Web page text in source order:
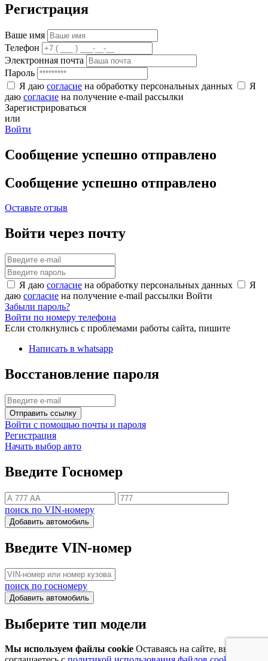
Регистрация
Ваше имя
Телефон
Электронная почта
Пароль
Я даю согласие на обработку персональных данных
Я
даю согласие на получение e-mail рассылки
Зарегистрироваться
или
Войти
Сообщение успешно отправлено
Сообщение успешно отправлено
Оставьте отзыв
Войти через почту
Я даю согласие на обработку персональных данных
Я
даю согласие на получение e-mail рассылки Войти
Забыли пароль?
Войти по номеру телефона
Если столкнулись с проблемами работы сайта, пишите
Написать в whatsapp
Восстановление пароля
Отправить ссылку
Войти с помощью почты и пароля
Регистрация
Начать выбор авто
Введите Госномер
поиск по VIN-номеру
Добавить автомобиль
Введите VIN-номер
поиск по госномеру
Добавить автомобиль
Выберите тип модели
Мы используем файлы cookie Оставаясь на сайте, вы